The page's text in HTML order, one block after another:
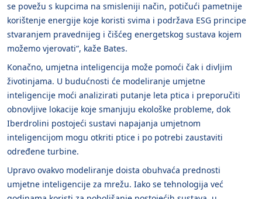
se povežu s kupcima na smisleniji način, potičući pametnije
korištenje energije koje koristi svima i podržava ESG principe
stvaranjem pravednijeg i čišćeg energetskog sustava kojem
možemo vjerovati“, kaže Bates.
Konačno, umjetna inteligencija može pomoći čak i divljim
životinjama. U budućnosti će modeliranje umjetne
inteligencije moći analizirati putanje leta ptica i preporučiti
obnovljive lokacije koje smanjuju ekološke probleme, dok
Iberdrolini postojeći sustavi napajanja umjetnom
inteligencijom mogu otkriti ptice i po potrebi zaustaviti
određene turbine.
Upravo ovakvo modeliranje doista obuhvaća prednosti
umjetne inteligencije za mrežu. Iako se tehnologija već